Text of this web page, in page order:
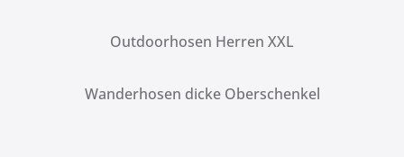
Outdoorhosen Herren XXL
Wanderhosen dicke Oberschenkel